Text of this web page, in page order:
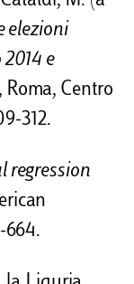
elezioni
e
Roma, Centro
312.
regression
664.